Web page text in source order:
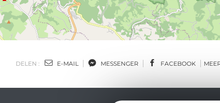
DELEN : E-MAIL MESSENGER FACEBOOK